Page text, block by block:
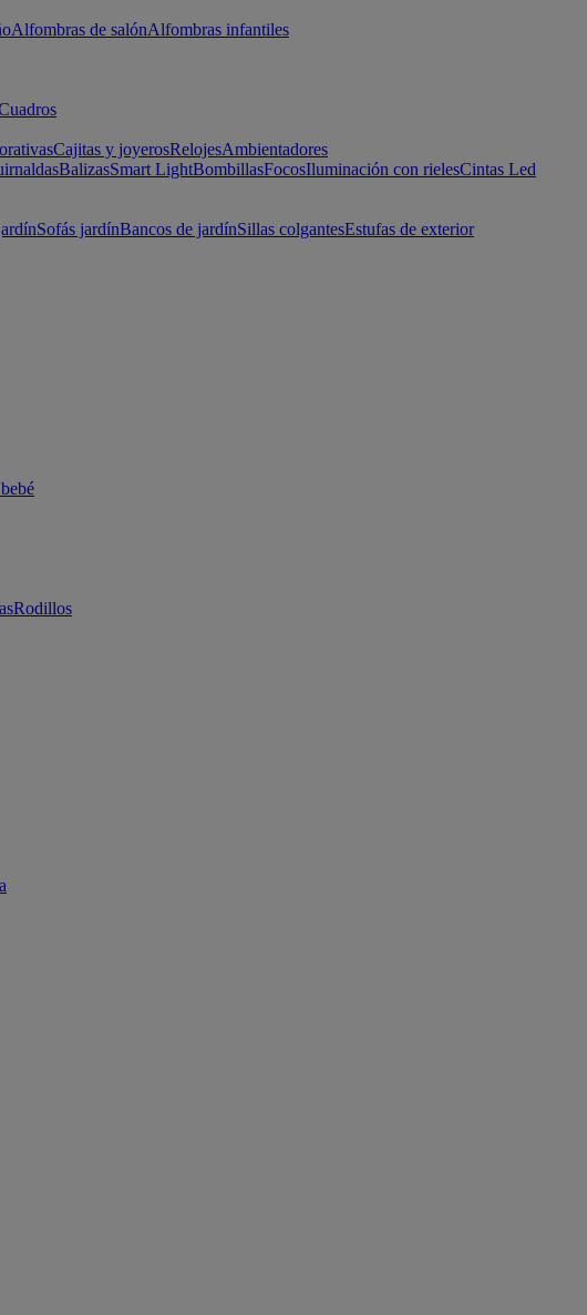
Alfombras de salónAlfombras infantiles
Cajitas y joyerosRelojesAmbientadores
BalizasSmart LightBombillasFocosIluminación con rielesCintas Led
Sofás jardínBancos de jardínSillas colgantesEstufas de exterior
Rodillos